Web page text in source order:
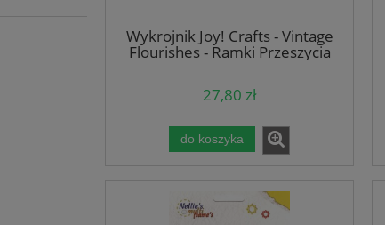
Wykrojnik Joy! Crafts - Vintage
Flourishes - Ramki Przeszycia
27,80 zł
do koszyka